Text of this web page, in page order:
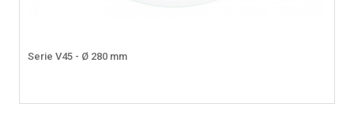
Serie V45 - Ø 280 mm